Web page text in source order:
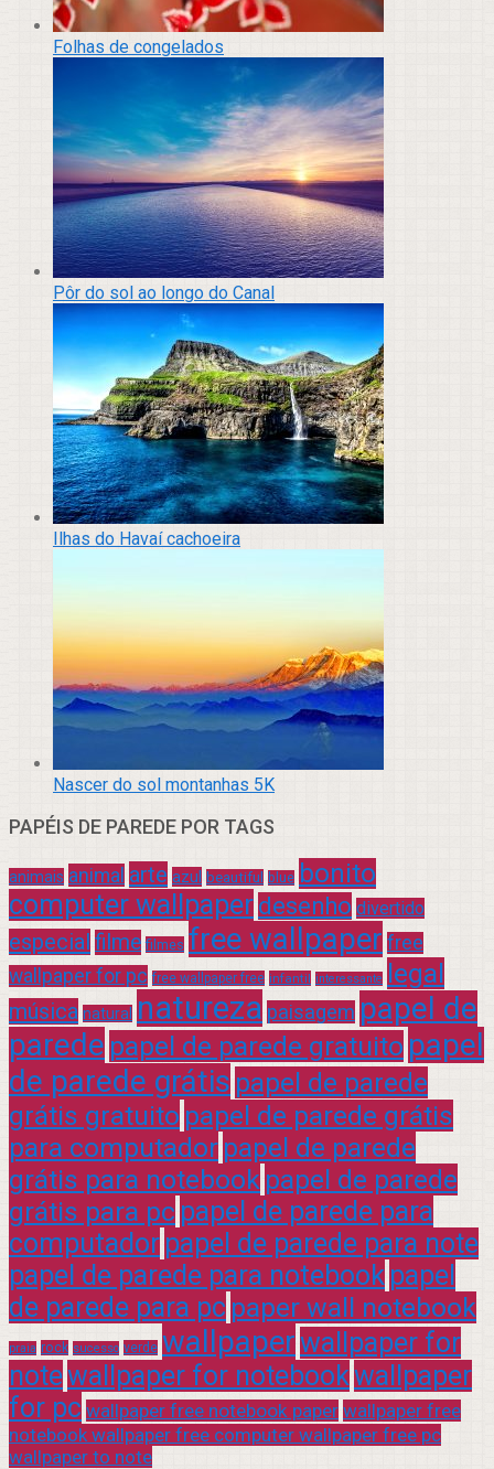
Folhas de congelados
Pôr do sol ao longo do Canal
Ilhas do Havaí cachoeira
Nascer do sol montanhas 5K
PAPÉIS DE PAREDE POR TAGS
animais animal arte azul beautiful blue bonito
computer wallpaper desenho divertido
especial filme filmes free wallpaper free
wallpaper for pc free wallpaper free infantil interessante legal
música natural natureza paisagem papel de
parede papel de parede gratuito papel
de parede grátis papel de parede
grátis gratuito papel de parede grátis
para computador papel de parede
grátis para notebook papel de parede
grátis para pc papel de parede para
computador papel de parede para note
papel de parede para notebook papel
de parede para pc paper wall notebook
praia rock sucesso verde wallpaperwallpaper for
notewallpaper for notebookwallpaper
for pc wallpaper free notebook paper wallpaper free
notebook wallpaper free computer wallpaper free pc
wallpaper to note